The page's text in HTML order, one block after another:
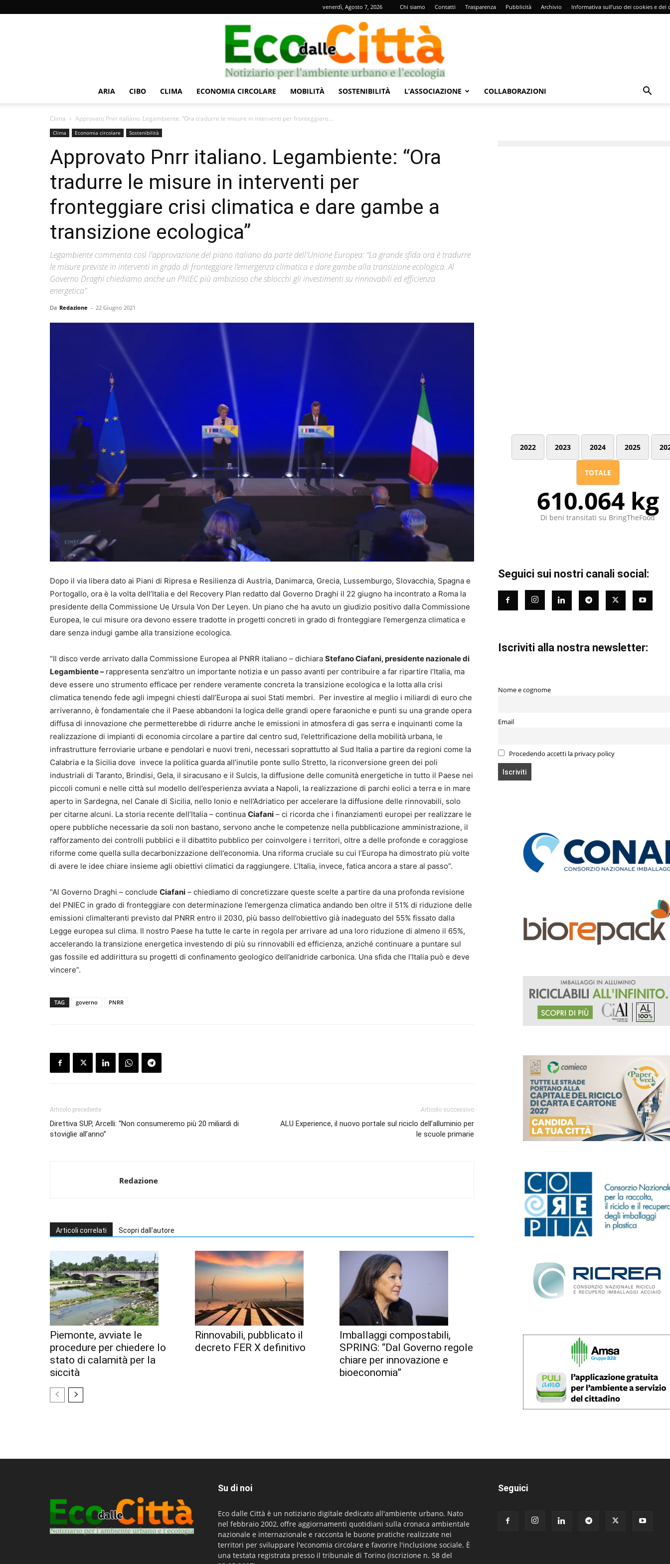
venerdì, Agosto 7, 2026 Chi siamo Contatti Trasparenza Pubblicità Archivio Informativa sull’uso dei cookies e dei
ARIA CIBO CLIMA ECONOMIA CIRCOLARE MOBILITÀ SOSTENIBILITÀ L’ASSOCIAZIONE COLLABORAZIONI
Clima Approvato Pnrr italiano. Legambiente: “Ora tradurre le misure in interventi per fronteggiare...
Clima Economia circolare Sostenibilità
Approvato Pnrr italiano. Legambiente: “Ora
tradurre le misure in interventi per
fronteggiare crisi climatica e dare gambe a
transizione ecologica”
Legambiente commenta così l'approvazione del piano italiano da parte dell'Unione Europea: “La grande sfida ora è tradurre
le misure previste in interventi in grado di fronteggiare l’emergenza climatica e dare gambe alla transizione ecologica. Al
Governo Draghi chiediamo anche un PNIEC più ambizioso che sblocchi gli investimenti su rinnovabili ed efficienza
energetica”
Da Redazione - 22 Giugno 2021
Dopo il via libera dato ai Piani di Ripresa e Resilienza di Austria, Danimarca, Grecia, Lussemburgo, Slovacchia, Spagna e
Portogallo, ora è la volta dell’Italia e del Recovery Plan redatto dal Governo Draghi il 22 giugno ha incontrato a Roma la
presidente della Commissione Ue Ursula Von Der Leyen. Un piano che ha avuto un giudizio positivo dalla Commissione
Europea, le cui misure ora devono essere tradotte in progetti concreti in grado di fronteggiare l’emergenza climatica e
dare senza indugi gambe alla transizione ecologica.
“Il disco verde arrivato dalla Commissione Europea al PNRR italiano – dichiara Stefano Ciafani, presidente nazionale di
Legambiente – rappresenta senz’altro un importante notizia e un passo avanti per contribuire a far ripartire l’Italia, ma
deve essere uno strumento efficace per rendere veramente concreta la transizione ecologica e la lotta alla crisi
climatica tenendo fede agli impegni chiesti dall’Europa ai suoi Stati membri. Per investire al meglio i miliardi di euro che
arriveranno, è fondamentale che il Paese abbandoni la logica delle grandi opere faraoniche e punti su una grande opera
diffusa di innovazione che permetterebbe di ridurre anche le emissioni in atmosfera di gas serra e inquinanti come la
realizzazione di impianti di economia circolare a partire dal centro sud, l’elettrificazione della mobilità urbana, le
infrastrutture ferroviarie urbane e pendolari e nuovi treni, necessari soprattutto al Sud Italia a partire da regioni come la
Calabria e la Sicilia dove invece la politica guarda all’inutile ponte sullo Stretto, la riconversione green dei poli
industriali di Taranto, Brindisi, Gela, il siracusano e il Sulcis, la diffusione delle comunità energetiche in tutto il Paese nei
piccoli comuni e nelle città sul modello dell’esperienza avviata a Napoli, la realizzazione di parchi eolici a terra e in mare
aperto in Sardegna, nel Canale di Sicilia, nello Ionio e nell’Adriatico per accelerare la diffusione delle rinnovabili, solo
per citarne alcuni. La storia recente dell’Italia – continua Ciafani – ci ricorda che i finanziamenti europei per realizzare le
opere pubbliche necessarie da soli non bastano, servono anche le competenze nella pubblicazione amministrazione, il
rafforzamento dei controlli pubblici e il dibattito pubblico per coinvolgere i territori, oltre a delle profonde e coraggiose
riforme come quella sulla decarbonizzazione dell’economia. Una riforma cruciale su cui l’Europa ha dimostrato più volte
di avere le idee chiare insieme agli obiettivi climatici da raggiungere. L’Italia, invece, fatica ancora a stare al passo”.
“Al Governo Draghi – conclude Ciafani – chiediamo di concretizzare queste scelte a partire da una profonda revisione
del PNIEC in grado di fronteggiare con determinazione l’emergenza climatica andando ben oltre il 51% di riduzione delle
emissioni climalteranti previsto dal PNRR entro il 2030, più basso dell’obiettivo già inadeguato del 55% fissato dalla
Legge europea sul clima. Il nostro Paese ha tutte le carte in regola per arrivare ad una loro riduzione di almeno il 65%,
accelerando la transizione energetica investendo di più su rinnovabili ed efficienza, anziché continuare a puntare sul
gas fossile ed addirittura su progetti di confinamento geologico dell’anidride carbonica. Una sfida che l’Italia può e deve
vincere”.
TAG governo PNRR
Articolo precedente
Direttiva SUP, Arcelli: “Non consumeremo più 20 miliardi di
stoviglie all’anno”
Articolo successivo
ALU Experience, il nuovo portale sul riciclo dell’alluminio per
le scuole primarie
Redazione
Articoli correlati Scopri dall'autore
Piemonte, avviate le
procedure per chiedere lo
stato di calamità per la
siccità
Rinnovabili, pubblicato il
decreto FER X definitivo
Imballaggi compostabili,
SPRING: “Dal Governo regole
chiare per innovazione e
bioeconomia”
2022 2023 2024 2025
TOTALE
610.064 kg
Di beni transitati su BringTheFood
Seguici sui nostri canali social:
Iscriviti alla nostra newsletter:
Nome e cognome
Email
Procedendo accetti la privacy policy
Su di noi
Eco dalle Città è un notiziario digitale dedicato all'ambiente urbano. Nato
nel febbraio 2002, offre aggiornamenti quotidiani sulla cronaca ambientale
nazionale e internazionale e racconta le buone pratiche realizzate nei
territori per sviluppare l'economia circolare e favorire l'inclusione sociale. È
una testata registrata presso il tribunale di Torino (iscrizione n. 58 del
Seguici